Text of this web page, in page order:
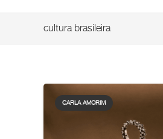
cultura brasileira
CARLA AMORIM